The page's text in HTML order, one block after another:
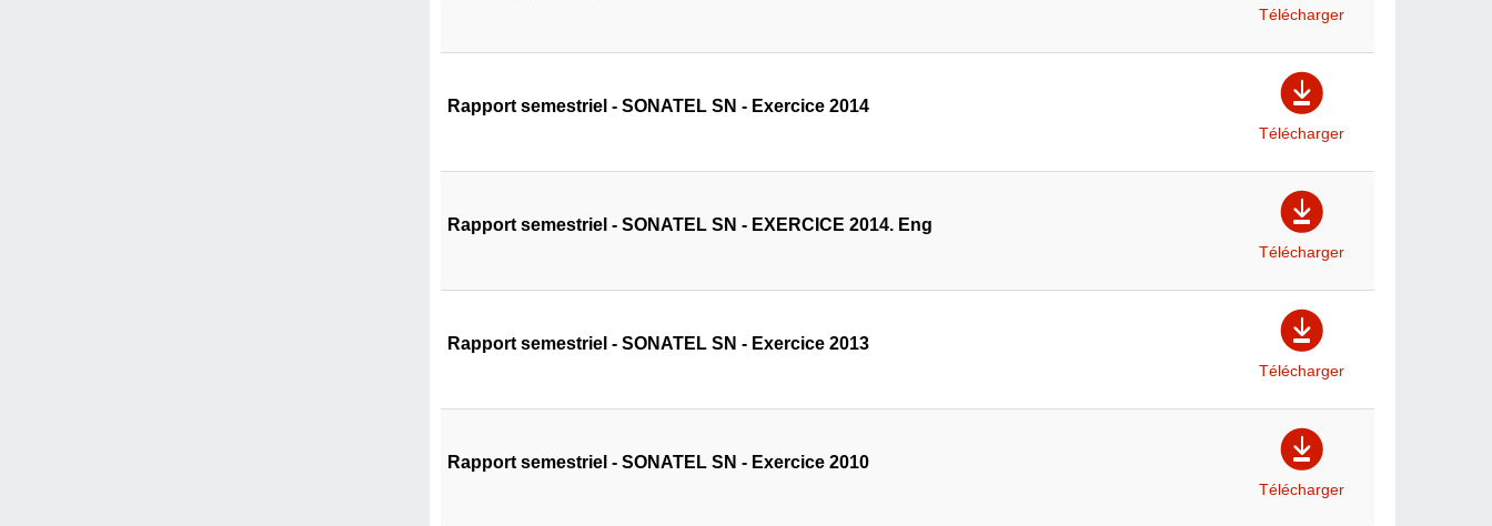
Télécharger
Rapport semestriel - SONATEL SN - Exercice 2014
Télécharger
Rapport semestriel - SONATEL SN - EXERCICE 2014. Eng
Télécharger
Rapport semestriel - SONATEL SN - Exercice 2013
Télécharger
Rapport semestriel - SONATEL SN - Exercice 2010
Télécharger